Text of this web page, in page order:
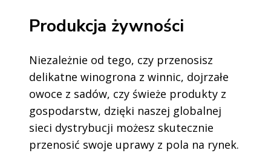
Produkcja żywności
Niezależnie od tego, czy przenosisz
delikatne winogrona z winnic, dojrzałe
owoce z sadów, czy świeże produkty z
gospodarstw, dzięki naszej globalnej
sieci dystrybucji możesz skutecznie
przenosić swoje uprawy z pola na rynek.